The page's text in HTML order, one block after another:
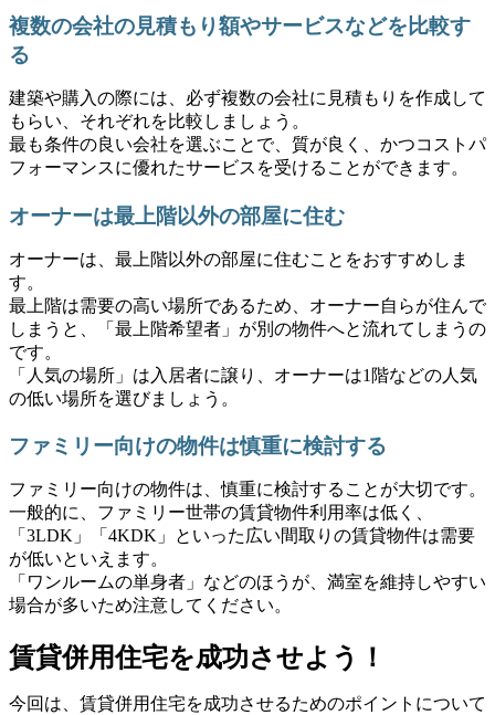
複数の会社の見積もり額やサービスなどを比較す
る
建築や購入の際には、必ず複数の会社に見積もりを作成して
もらい、それぞれを比較しましょう。
最も条件の良い会社を選ぶことで、質が良く、かつコストパ
フォーマンスに優れたサービスを受けることができます。
オーナーは最上階以外の部屋に住む
オーナーは、最上階以外の部屋に住むことをおすすめしま
す。
最上階は需要の高い場所であるため、オーナー自らが住んで
しまうと、「最上階希望者」が別の物件へと流れてしまうの
です。
「人気の場所」は入居者に譲り、オーナーは1階などの人気
の低い場所を選びましょう。
ファミリー向けの物件は慎重に検討する
ファミリー向けの物件は、慎重に検討することが大切です。
一般的に、ファミリー世帯の賃貸物件利用率は低く、
「3LDK」「4KDK」といった広い間取りの賃貸物件は需要
が低いといえます。
「ワンルームの単身者」などのほうが、満室を維持しやすい
場合が多いため注意してください。
賃貸併用住宅を成功させよう！
今回は、賃貸併用住宅を成功させるためのポイントについて